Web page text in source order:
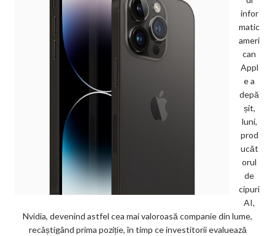
infor
matic
ameri
can
Appl
e a
depă
șit,
luni,
prod
ucăt
orul
de
cipuri
AI,
Nvidia, devenind astfel cea mai valoroasă companie din lume,
recâștigând prima poziție, în timp ce investitorii evaluează